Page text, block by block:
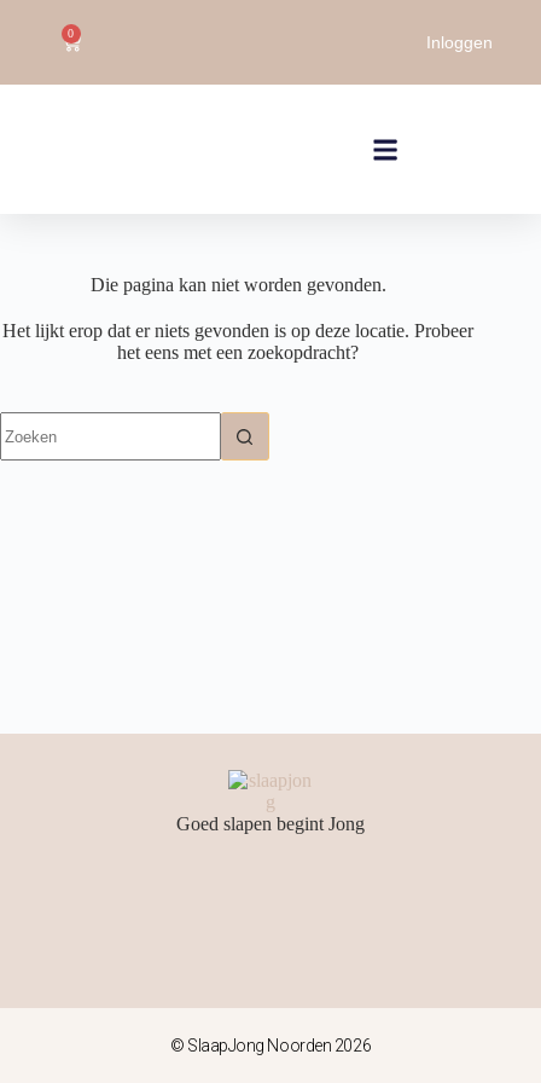
0 Inloggen
Die pagina kan niet worden gevonden.
Het lijkt erop dat er niets gevonden is op deze locatie. Probeer
het eens met een zoekopdracht?
Goed slapen begint Jong
© SlaapJong Noorden 2026